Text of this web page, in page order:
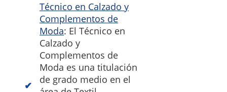
Técnico en Calzado y
Complementos de
Moda: El Técnico en
Calzado y
Complementos de
Moda es una titulación
de grado medio en el